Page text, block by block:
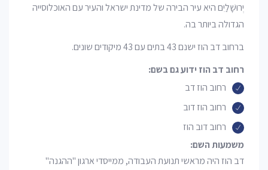
יְרוּשָׁלַיִם היא עיר הבירה של מדינת ישראל והעיר עם האוכלוסייה
הגדולה ביותר בה.
ברחוב דב הוז ישנם 43 בתים עם 43 מיקודים שונים.
רחוב דב הוז ידוע גם בשם:
רחוב הוז דב
רחוב הוז דוב
רחוב דוב הוז
משמעות השם:
דב הוז היה מראשי תנועת העבודה, ממייסדי ארגון "ההגנה"